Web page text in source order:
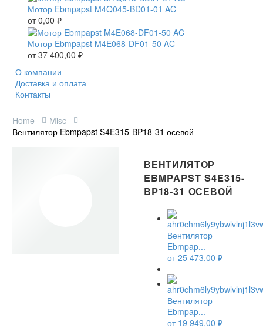
Мотор Ebmpapst M4Q045-BD01-01 AC
от0,00 ₽
Мотор Ebmpapst M4E068-DF01-50 AC
от37 400,00 ₽
О компании
Доставка и оплата
Контакты
Home
Misc
Вентилятор Ebmpapst S4E315-BP18-31 осевой
ВЕНТИЛЯТОР
EBMPAPST S4E315-
BP18-31 ОСЕВОЙ
Вентилятор
Ebmpap...
от25 473,00 ₽
Вентилятор
Ebmpap...
от 19 949,00 ₽